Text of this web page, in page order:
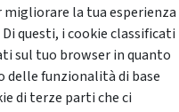
la tua esperienza
questi, i cookie classificati
sul tuo browser in quanto
delle funzionalità di base
di terze parti che ci